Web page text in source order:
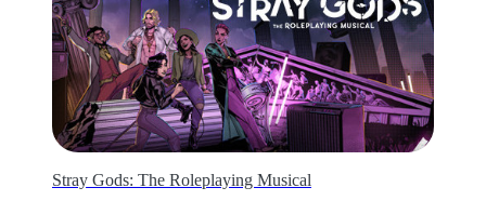
Stray Gods: The Roleplaying Musical